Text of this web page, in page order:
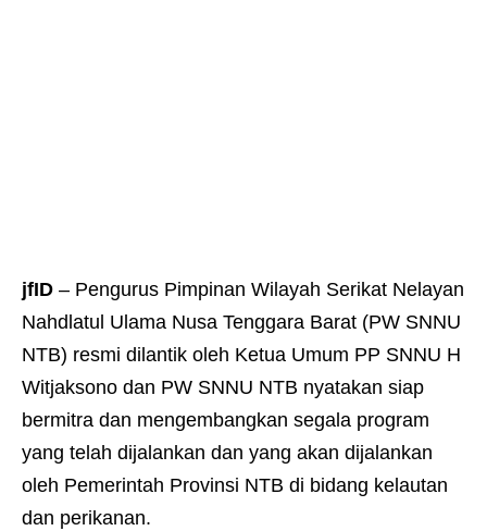
jfID – Pengurus Pimpinan Wilayah Serikat Nelayan
Nahdlatul Ulama Nusa Tenggara Barat (PW SNNU
NTB) resmi dilantik oleh Ketua Umum PP SNNU H
Witjaksono dan PW SNNU NTB nyatakan siap
bermitra dan mengembangkan segala program
yang telah dijalankan dan yang akan dijalankan
oleh Pemerintah Provinsi NTB di bidang kelautan
dan perikanan.